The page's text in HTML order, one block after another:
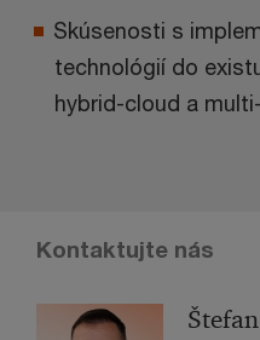
Skúsenosti s
technológií do
hybrid-cloud a
Kontaktujte nás